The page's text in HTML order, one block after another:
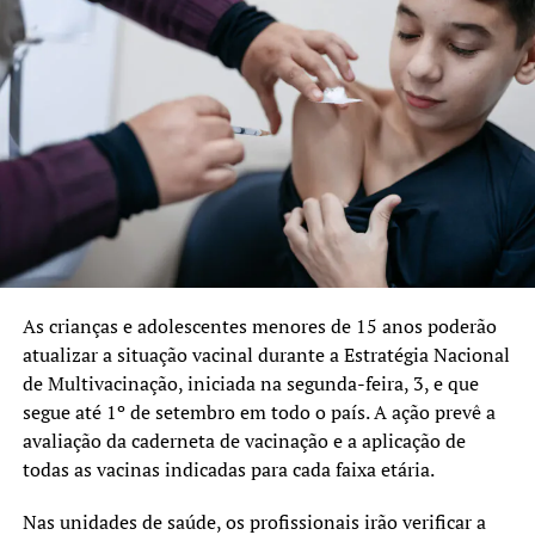
As crianças e adolescentes menores de 15 anos poderão
atualizar a situação vacinal durante a Estratégia Nacional
de Multivacinação, iniciada na segunda-feira, 3, e que
segue até 1º de setembro em todo o país. A ação prevê a
avaliação da caderneta de vacinação e a aplicação de
todas as vacinas indicadas para cada faixa etária.
Nas unidades de saúde, os profissionais irão verificar a